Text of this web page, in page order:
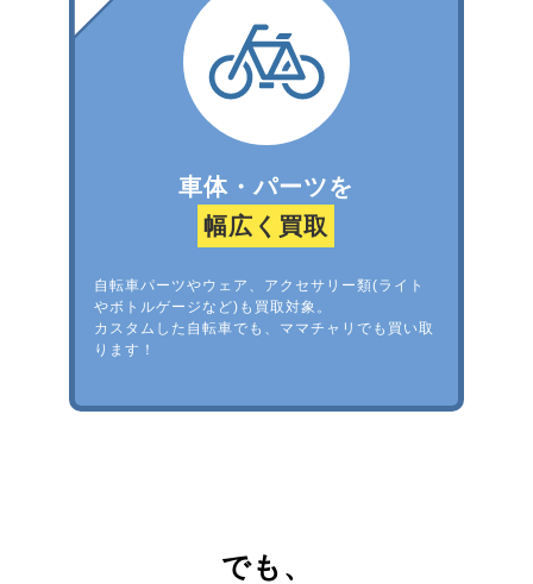
車体・パーツを
幅広く買取
自転車パーツやウェア、アクセサリー類(ライト
やボトルゲージなど)も買取対象。
カスタムした自転車でも、ママチャリでも買い取
ります！
でも、